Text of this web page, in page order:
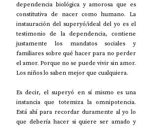
dependencia biológica y amorosa que es
constitutiva de nacer como humano. La
instauración del superyó/ideal del yo es el
testimonio de la dependencia, contiene
justamente los mandatos sociales y
familiares sobre qué hacer para no perder
el amor. Porque no se puede vivir sin amor.
Los niños lo saben mejor que cualquiera.
Es decir, el superyó en sí mismo es una
instancia que totemiza la omnipotencia.
Está ahí para recordar duramente al yo lo
que debería hacer si quiere ser amado y